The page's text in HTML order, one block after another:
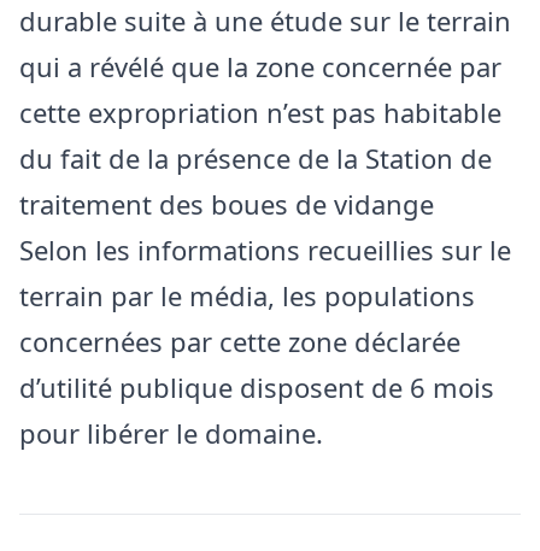
durable suite à une étude sur le terrain
qui a révélé que la zone concernée par
cette expropriation n’est pas habitable
du fait de la présence de la Station de
traitement des boues de vidange
Selon les informations recueillies sur le
terrain par le média, les populations
concernées par cette zone déclarée
d’utilité publique disposent de 6 mois
pour libérer le domaine.